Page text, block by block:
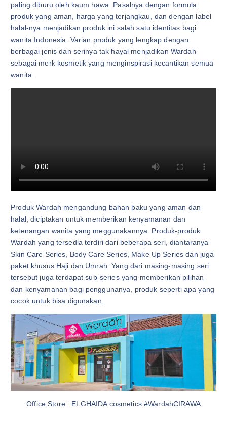
paling diburu oleh kaum hawa. Pasalnya dengan formula
produk yang aman, harga yang terjangkau, dan dengan label
halal-nya menjadikan produk ini salah satu identitas bagi
wanita Indonesia. Varian produk yang lengkap dengan
berbagai jenis dan serinya tak hayal menjadikan Wardah
sebagai merk kosmetik yang menginspirasi kecantikan semua
wanita.
Produk Wardah mengandung bahan baku yang aman dan
halal, diciptakan untuk memberikan kenyamanan dan
ketenangan wanita yang meggunakannya. Produk-produk
Wardah yang tersedia terdiri dari beberapa seri, diantaranya
Skin Care Series, Body Care Series, Make Up Series dan juga
paket khusus Haji dan Umrah. Yang dari masing-masing seri
tersebut juga terdapat sub-series yang memberikan pilihan
dan kenyamanan bagi penggunanya, produk seperti apa yang
cocok untuk bisa digunakan.
Office Store : ELGHAIDA cosmetics #WardahCIRAWA